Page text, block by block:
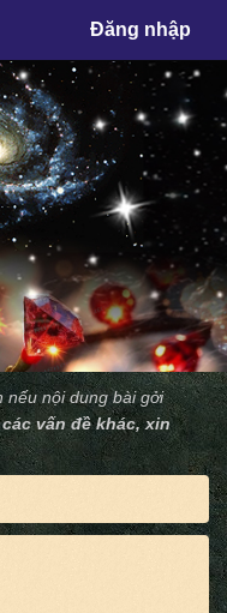
Đăng nhập
×
nếu nội dung bài gởi
vấn đề khác, xin